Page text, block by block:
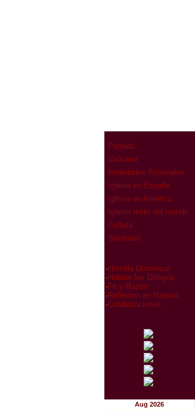
Portada
Vaticano
Realidades Eclesiales
Iglesia en España
Iglesia en América
Iglesia resto del mundo
Cultura
Sociedad
· Homilia Dominical
· Hablan los Obispos
· Fe y Razón
· Reflexion en libertad
·Colaboraciones
Aug 2026